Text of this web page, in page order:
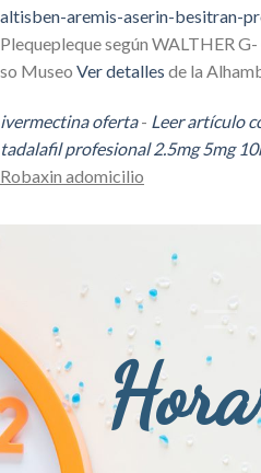
altisben-aremis-aserin-besitran-
Plequepleque según WALTHER
so Museo Ver detalles de la
ivermectina oferta- Leer artículo
tadalafil profesional 2.5mg 5mg
Robaxin adomicilio